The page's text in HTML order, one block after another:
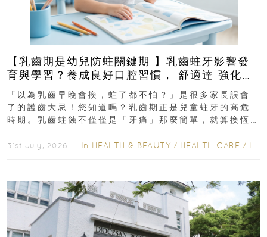
【乳齒期是幼兒防蛀關鍵期 】乳齒蛀牙影響發
育與學習？養成良好口腔習慣， 舒適達 強化琺
瑯質 兒童牙膏防護指南
「以為乳齒早晚會換，蛀了都不怕？」是很多家長誤會
了的護齒大忌！您知道嗎？乳齒期正是兒童蛀牙的高危
時期。乳齒蛀蝕不僅僅是「牙痛」那麼簡單，就算換恆
31st July, 2026 ｜ In HEALTH & BEAUTY / HEALTH CARE / LIFESTYLE